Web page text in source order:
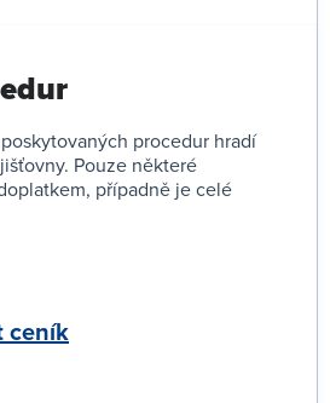
procedur hradí
Pouze některé
případně je celé
ceník